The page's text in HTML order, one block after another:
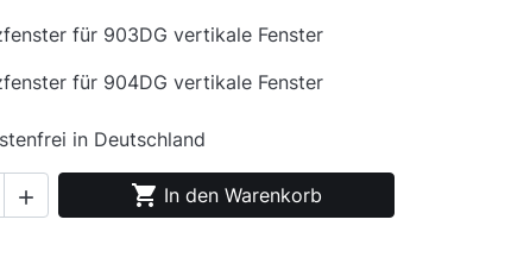
für 903DG vertikale Fenster
für 904DG vertikale Fenster
in Deutschland
  In den Warenkorb